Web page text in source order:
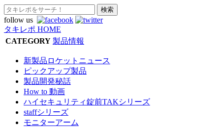
follow us
タキレポ HOME
CATEGORY 製品情報
新製品ロケットニュース
ピックアップ製品
製品開発秘話
How to 動画
ハイセキュリティ錠前TAKシリーズ
staffシリーズ
モニターアーム